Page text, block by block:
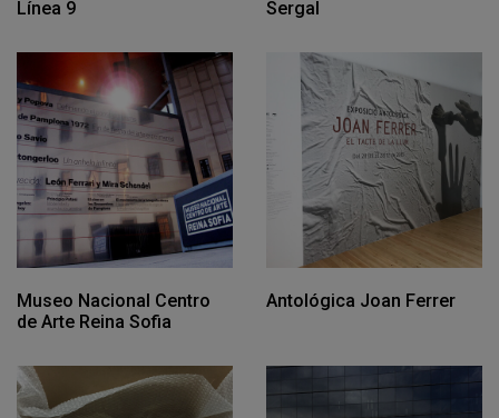
Línea 9 Sergal
Museo Nacional Centro
de Arte Reina Sofia
Antológica Joan Ferrer